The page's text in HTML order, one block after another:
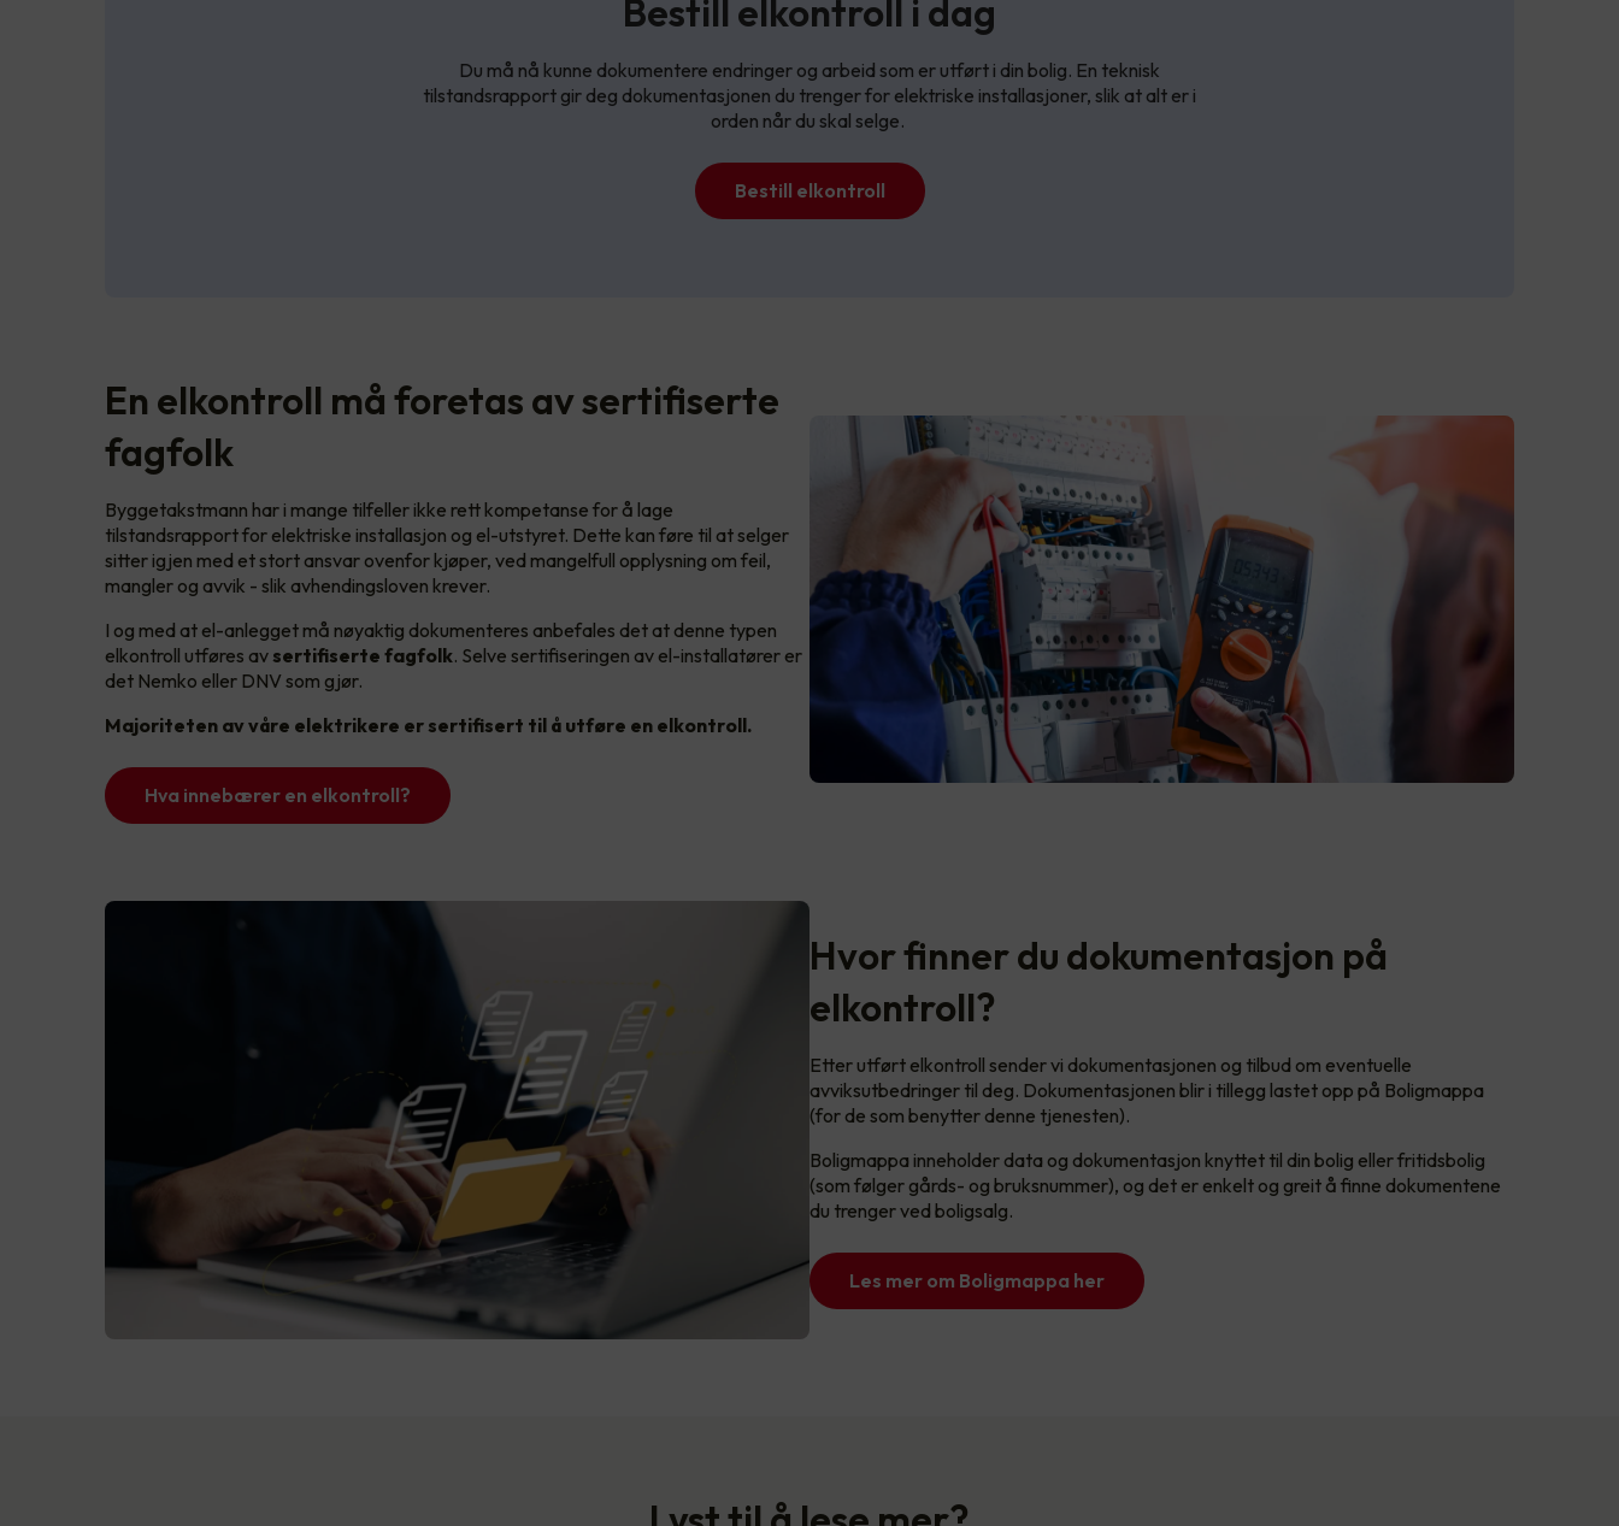
Bestill elkontroll i dag
Du må nå kunne dokumentere endringer og arbeid som er utført i din bolig. En teknisk
tilstandsrapport gir deg dokumentasjonen du trenger for elektriske installasjoner, slik at alt er i
orden når du skal selge.
Bestill elkontroll
En elkontroll må foretas av sertifiserte
fagfolk
Byggetakstmann har i mange tilfeller ikke rett kompetanse for å lage
tilstandsrapport for elektriske installasjon og el-utstyret. Dette kan føre til at selger
sitter igjen med et stort ansvar ovenfor kjøper, ved mangelfull opplysning om feil,
mangler og avvik - slik avhendingsloven krever.
I og med at el-anlegget må nøyaktig dokumenteres anbefales det at denne typen
elkontroll utføres av sertifiserte fagfolk. Selve sertifiseringen av el-installatører er
det Nemko eller DNV som gjør.
Majoriteten av våre elektrikere er sertifisert til å utføre en elkontroll.
Hva innebærer en elkontroll?
Hvor finner du dokumentasjon på
elkontroll?
Etter utført elkontroll sender vi dokumentasjonen og tilbud om eventuelle
avviksutbedringer til deg. Dokumentasjonen blir i tillegg lastet opp på Boligmappa
(for de som benytter denne tjenesten).
Boligmappa inneholder data og dokumentasjon knyttet til din bolig eller fritidsbolig
(som følger gårds- og bruksnummer), og det er enkelt og greit å finne dokumentene
du trenger ved boligsalg.
Les mer om Boligmappa her